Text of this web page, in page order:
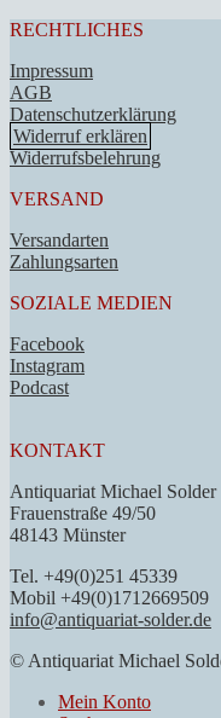
RECHTLICHES
Impressum
AGB
Datenschutzerklärung
Widerruf erklären
Widerrufsbelehrung
VERSAND
Versandarten
Zahlungsarten
SOZIALE MEDIEN
Facebook
Instagram
Podcast
KONTAKT
Antiquariat Michael Solder
Frauenstraße 49/50
48143 Münster
Tel. +49(0)251 45339
Mobil +49(0)1712669509
info@antiquariat-solder.de
© Antiquariat Michael
Mein Konto